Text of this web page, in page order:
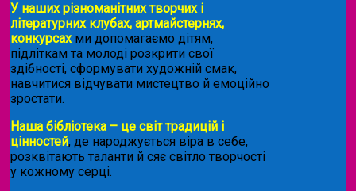
У наших різноманітних творчих і
літературних клубах, артмайстернях,
конкурсахми допомагаємо дітям,
підліткам та молоді розкрити свої
здібності, сформувати художній смак,
навчитися відчувати мистецтво й емоційно
зростати.
Наша бібліотека – це світ традицій і
цінностей, де народжується віра в себе,
розквітають таланти й сяє світло творчості
у кожному серці.